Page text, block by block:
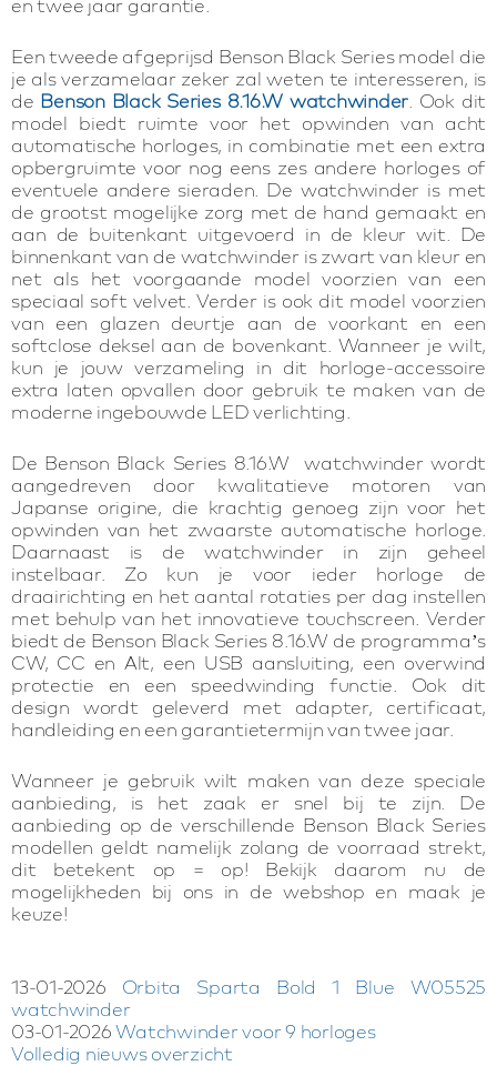
en twee jaar garantie.
Een tweede afgeprijsd Benson Black Series model die
je als verzamelaar zeker zal weten te interesseren, is
de Benson Black Series 8.16.W watchwinder . Ook dit
model biedt ruimte voor het opwinden van acht
automatische horloges, in combinatie met een extra
opbergruimte voor nog eens zes andere horloges of
eventuele andere sieraden. De watchwinder is met
de grootst mogelijke zorg met de hand gemaakt en
aan de buitenkant uitgevoerd in de kleur wit. De
binnenkant van de watchwinder is zwart van kleur en
net als het voorgaande model voorzien van een
speciaal soft velvet. Verder is ook dit model voorzien
van een glazen deurtje aan de voorkant en een
softclose deksel aan de bovenkant. Wanneer je wilt,
kun je jouw verzameling in dit horloge-accessoire
extra laten opvallen door gebruik te maken van de
moderne ingebouwde LED verlichting.
De Benson Black Series 8.16.W watchwinder wordt
aangedreven door kwalitatieve motoren van
Japanse origine, die krachtig genoeg zijn voor het
opwinden van het zwaarste automatische horloge.
Daarnaast is de watchwinder in zijn geheel
instelbaar. Zo kun je voor ieder horloge de
draairichting en het aantal rotaties per dag instellen
met behulp van het innovatieve touchscreen. Verder
biedt de Benson Black Series 8.16.W de programma’s
CW, CC en Alt, een USB aansluiting, een overwind
protectie en een speedwinding functie. Ook dit
design wordt geleverd met adapter, certificaat,
handleiding en een garantietermijn van twee jaar.
Wanneer je gebruik wilt maken van deze speciale
aanbieding, is het zaak er snel bij te zijn. De
aanbieding op de verschillende Benson Black Series
modellen geldt namelijk zolang de voorraad strekt,
dit betekent op = op! Bekijk daarom nu de
mogelijkheden bij ons in de webshop en maak je
keuze!
13-01-2026 Orbita Sparta Bold 1 Blue W05525
watchwinder
03-01-2026Watchwinder voor 9 horloges
Volledig nieuws overzicht